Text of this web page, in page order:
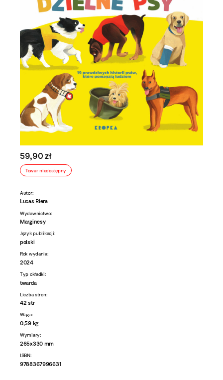
59,90 zł
Towar niedostępny
Autor:
Lucas Riera
Wydawnictwo:
Marginesy
Język publikacji:
polski
Rok wydania:
2024
Typ okładki:
twarda
Liczba stron:
42 str
Waga:
0,59 kg
Wymiary:
265x330 mm
ISBN:
9788367996631